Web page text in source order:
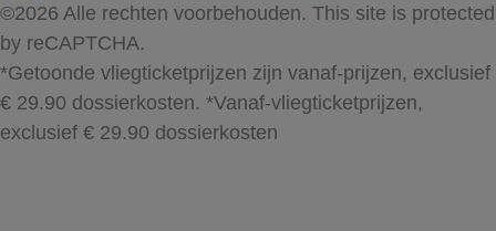
©2026 Alle rechten voorbehouden. This site is protected
by reCAPTCHA.
*Getoonde vliegticketprijzen zijn vanaf-prijzen, exclusief
€ 29.90 dossierkosten. *Vanaf-vliegticketprijzen,
exclusief € 29.90 dossierkosten